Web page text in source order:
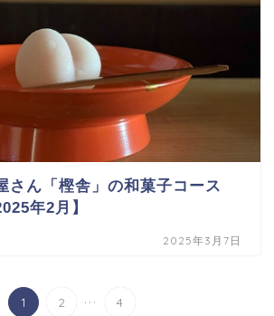
さん「樫舎」の和菓子コース
年2月】
2025年3月7日
1 2 ... 4